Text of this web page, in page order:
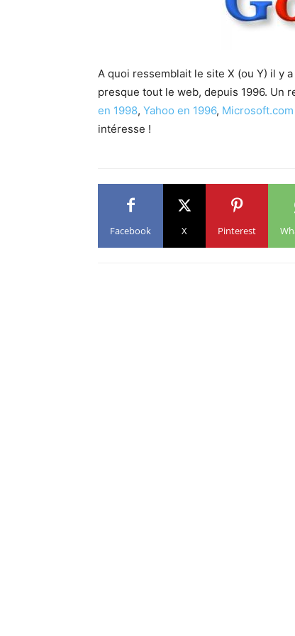
A quoi ressemblait le site X (ou Y) il y a
presque tout le web, depuis 1996. Un
en 1998, Yahoo en 1996,
intéresse !
Facebook X Pinterest